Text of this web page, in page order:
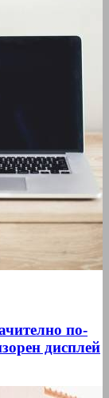
по-
дисплей